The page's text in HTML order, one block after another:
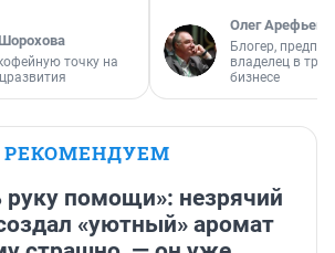
точку на
Олег Арефьев
Блогер,
владелец в
бизнесе
РЕКОМЕНДУЕМ
руку помощи»: незрячий
«уютный» аромат